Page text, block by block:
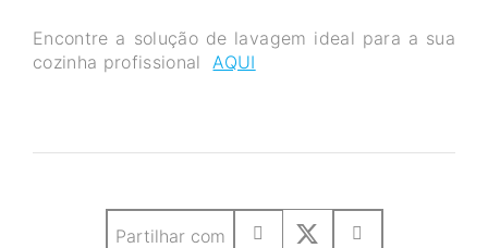
Encontre a solução de lavagem ideal para a sua
cozinha profissionalAQUI
Partilhar com